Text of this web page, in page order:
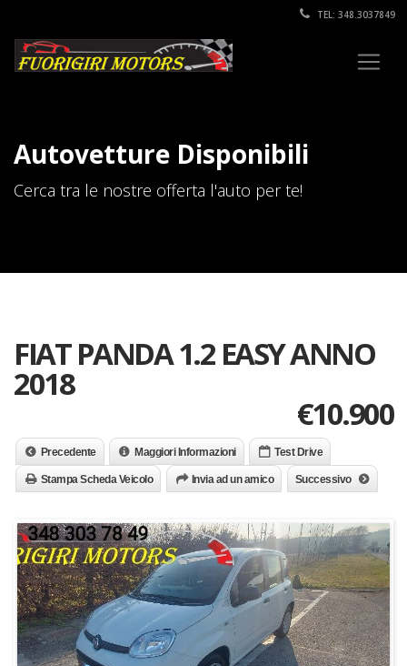
TEL: 348.3037849
Autovetture Disponibili
Cerca tra le nostre offerta l'auto per te!
FIAT PANDA 1.2 EASY ANNO
2018
€10.900
Precedente Maggiori Informazioni Test Drive
Stampa Scheda Veicolo Invia ad un amico Successivo